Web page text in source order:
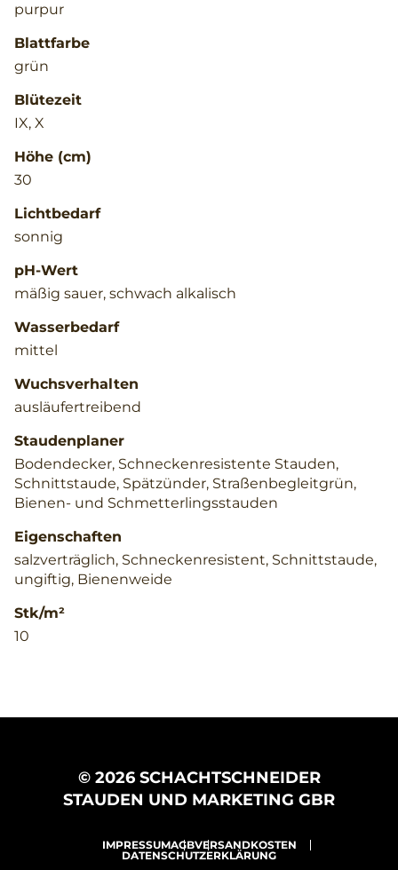
purpur
Blattfarbe
grün
Blütezeit
IX, X
Höhe (cm)
30
Lichtbedarf
sonnig
pH-Wert
mäßig sauer, schwach alkalisch
Wasserbedarf
mittel
Wuchsverhalten
ausläufertreibend
Staudenplaner
Bodendecker, Schneckenresistente Stauden,
Schnittstaude, Spätzünder, Straßenbegleitgrün,
Bienen- und Schmetterlingsstauden
Eigenschaften
salzverträglich, Schneckenresistent, Schnittstaude,
ungiftig, Bienenweide
Stk/m²
10
© 2026 SCHACHTSCHNEIDER
STAUDEN UND MARKETING GBR
IMPRESSUMAGBVERSANDKOSTEN
DATENSCHUTZERKLÄRUNG